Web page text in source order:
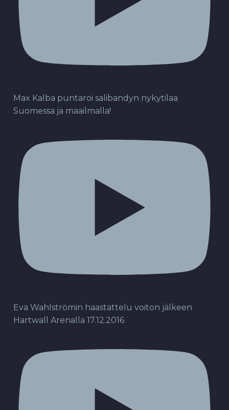
Max Kalba puntaroi salibandyn nykytilaa
Suomessa ja maailmalla!
Eva Wahlströmin haastattelu voiton jälkeen
Hartwall Arenalla 17.12.2016